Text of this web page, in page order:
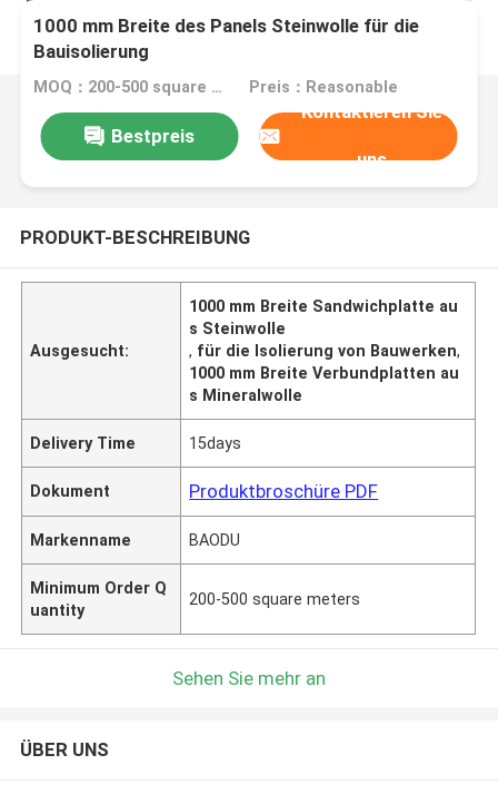
1000 mm Breite des Panels Steinwolle für die
Bauisolierung
MOQ：200-500 square meters Preis：Reasonable
Bestpreis
Kontaktieren Sie
uns
PRODUKT-BESCHREIBUNG
Ausgesucht:
1000 mm Breite Sandwichplatte au
s Steinwolle
, für die Isolierung von Bauwerken,
1000 mm Breite Verbundplatten au
s Mineralwolle
Delivery Time 15days
Dokument Produktbroschüre PDF
Markenname BAODU
Minimum Order Q
uantity
200-500 square meters
Sehen Sie mehr an
ÜBER UNS